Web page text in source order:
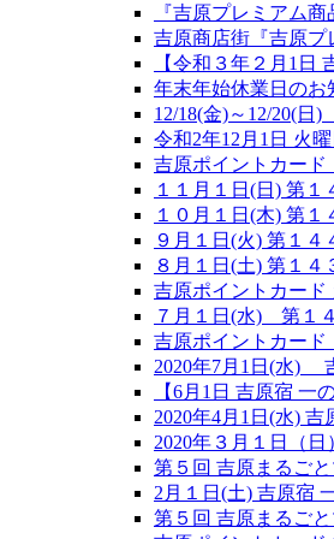
『吉原プレミアム
吉原商店街『吉原プ
【令和３年２月1日
年末年始休業日のお
12/18(金)～12/20(
令和2年12月1日 火
吉原ポイントカー
１１月１日(日) 第
１０月１日(木) 第１
９月１日(火) 第１４
８月１日(土) 第１４
吉原ポイントカード
７月１日(水) 第
吉原ポイントカード
2020年7月1日(水)
【6月1日 吉原宿 一
2020年4月1日(水)
2020年３月１日（
第５回 吉原まるご
2月１日(土) 吉原宿
第５回 吉原まるご